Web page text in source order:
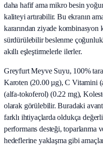
daha hafif ama mikro besin
kaliteyi artırabilir. Bu ekranın
kararından ziyade kombinasyon
sürdürülebilir beslenme
akıllı eşleştirmelerle ilerler.
Greyfurt Meyve Suyu, 100%
Karoten (20.00 µg), C Vitamini
(alfa-tokoferol) (0.22 mg),
olarak görülebilir. Buradaki
farklı ihtiyaçlarda oldukça
performans desteği, toparlanma
hedeflerine yaklaşma gibi